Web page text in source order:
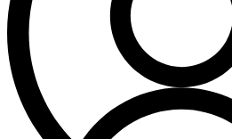
Металлопластиковые трубы и фитинги
Развернуть
Душевые кабины и
Душевые двери
Душевые кабины